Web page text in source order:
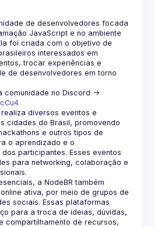
de desenvolvedores focada
JavaScript e no ambiente
foi criada com o objetivo de
interessados em
trocar experiências e
de desenvolvedores em torno
comunidade no Discord ->
diversos eventos e
cidades do Brasil, promovendo
e outros tipos de
o aprendizado e o
participantes. Esses eventos
para networking, colaboração e
a NodeBR também
ativa, por meio de grupos de
sociais. Essas plataformas
para a troca de ideias, dúvidas,
compartilhamento de recursos,